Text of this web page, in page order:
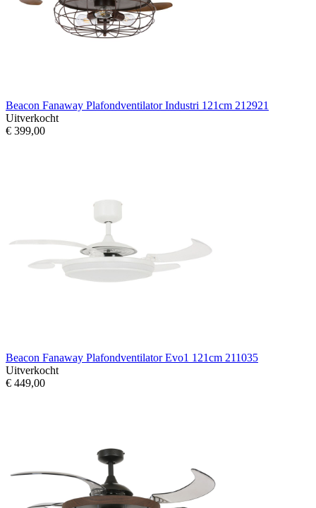
Beacon Fanaway Plafondventilator Industri 121cm 212921
Uitverkocht
€ 399,00
Beacon Fanaway Plafondventilator Evo1 121cm 211035
Uitverkocht
€ 449,00